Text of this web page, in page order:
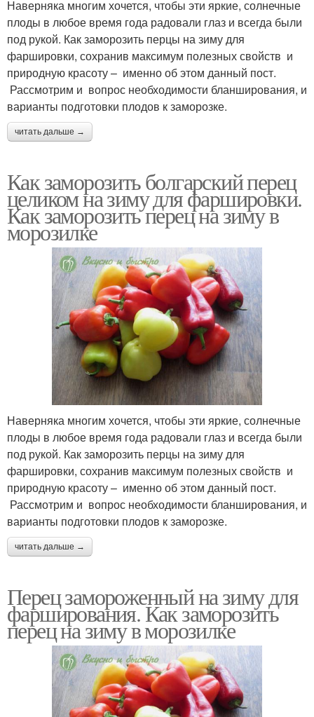
Наверняка многим хочется, чтобы эти яркие, солнечные
плоды в любое время года радовали глаз и всегда были
под рукой. Как заморозить перцы на зиму для
фаршировки, сохранив максимум полезных свойств и
природную красоту – именно об этом данный пост.
Рассмотрим и вопрос необходимости бланширования, и
варианты подготовки плодов к заморозке.
читать дальше →
Как заморозить болгарский перец
целиком на зиму для фаршировки.
Как заморозить перец на зиму в
морозилке
Наверняка многим хочется, чтобы эти яркие, солнечные
плоды в любое время года радовали глаз и всегда были
под рукой. Как заморозить перцы на зиму для
фаршировки, сохранив максимум полезных свойств и
природную красоту – именно об этом данный пост.
Рассмотрим и вопрос необходимости бланширования, и
варианты подготовки плодов к заморозке.
читать дальше →
Перец замороженный на зиму для
фарширования. Как заморозить
перец на зиму в морозилке